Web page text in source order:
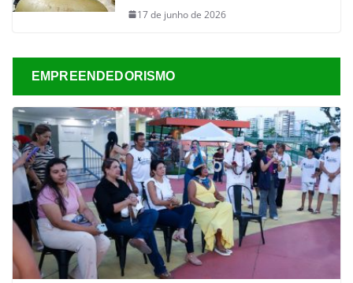
17 de junho de 2026
EMPREENDEDORISMO